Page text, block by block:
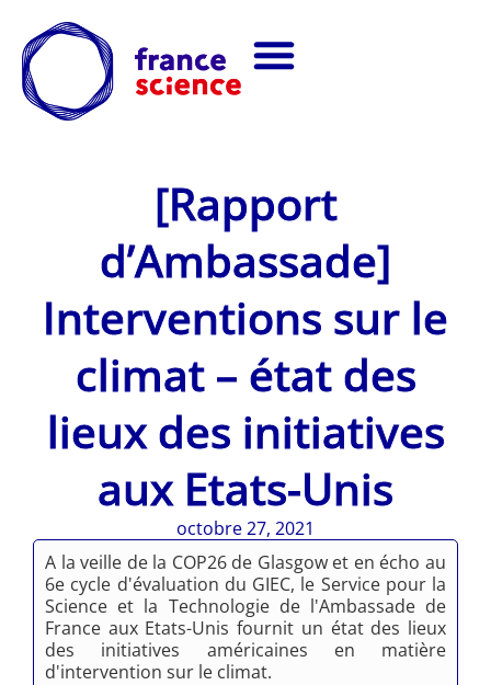
[Rapport
d’Ambassade]
Interventions sur le
climat – état des
lieux des initiatives
aux Etats-Unis
octobre 27, 2021
A la veille de la COP26 de Glasgow et en écho au
6e cycle d'évaluation du GIEC, le Service pour la
Science et la Technologie de l'Ambassade de
France aux Etats-Unis fournit un état des lieux
des initiatives américaines en matière
d'intervention sur le climat.